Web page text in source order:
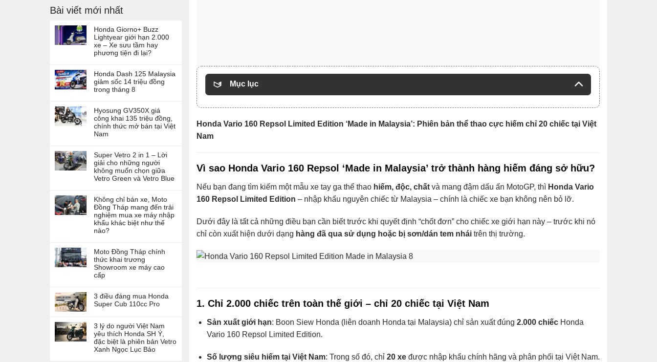
Bài viết mới nhất
Honda Giorno+ Buzz
Lightyear giới hạn 2.000
xe – Xe sưu tầm hay
phương tiện đi lại?
Honda Dash 125 Malaysia
giảm sốc 14 triệu đồng
trong tháng 8
Hyosung GV350X giá
công khai 135 triệu đồng,
chính thức mở bán tại Việt
Nam
Super Vetro 2 in 1 – Lời
giải cho những người
không muốn chọn giữa
Vetro Green và Vetro Blue
Không chỉ bán xe, Moto
Đồng Tháp mang đến trải
nghiệm mua xe máy nhập
khẩu khác biệt như thế
nào?
Moto Đồng Tháp chính
thức khai trương
Showroom xe máy cao
cấp
3 điều đáng mua Honda
Super Cub 110cc Pro
3 lý do người Việt Nam
yêu thích Honda SH Ý,
đặc biệt là phiên bản Vetro
Xanh Ngọc Lục Bảo
Mục lục
Honda Vario 160 Repsol Limited Edition ‘Made in Malaysia’: Phiên bản thể thao cực hiếm chỉ 20 chiếc tại Việt
Nam
Vì sao Honda Vario 160 Repsol ‘Made in Malaysia’ trở thành hàng hiếm đáng sở hữu?
Nếu bạn đang tìm kiếm một mẫu xe tay ga thể thao hiếm, độc, chất và mang đậm dấu ấn MotoGP, thì Honda Vario
160 Repsol Limited Edition – nhập khẩu nguyên chiếc từ Malaysia – chính là chiếc xe bạn không nên bỏ lỡ.
Dưới đây là tất cả những điều bạn cần biết trước khi quyết định “chốt đơn” cho chiếc xe giới hạn này – trước khi nó
chỉ còn xuất hiện dưới dạng hàng đã qua sử dụng hoặc bị sơn/dán tem nhái trên thị trường.
1. Chỉ 2.000 chiếc trên toàn thế giới – chỉ 20 chiếc tại Việt Nam
Sản xuất giới hạn: Boon Siew Honda (liên doanh Honda tại Malaysia) chỉ sản xuất đúng 2.000 chiếcHonda
Vario 160 Repsol Limited Edition.
Số lượng siêu hiếm tại Việt Nam: Trong số đó, chỉ 20 xeđược nhập khẩu chính hãng và phân phối tại Việt Nam.